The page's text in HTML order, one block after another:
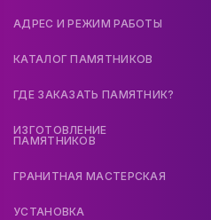
АДРЕС И РЕЖИМ РАБОТЫ
КАТАЛОГ ПАМЯТНИКОВ
ГДЕ ЗАКАЗАТЬ ПАМЯТНИК?
ИЗГОТОВЛЕНИЕ
ПАМЯТНИКОВ
ГРАНИТНАЯ МАСТЕРСКАЯ
УСТАНОВКА